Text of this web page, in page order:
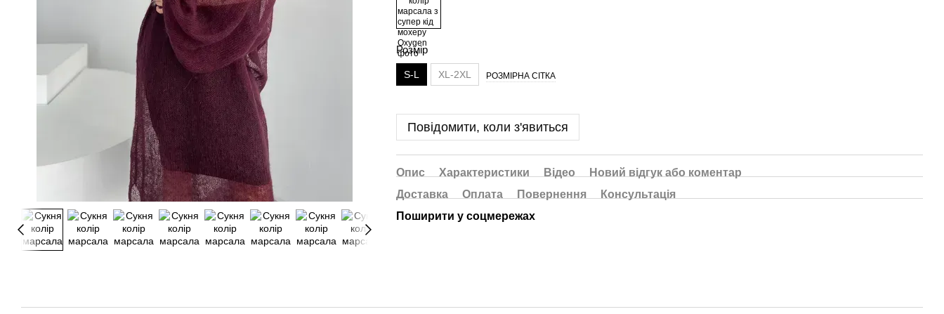
Розмір
S-L XL-2XL РОЗМІРНА СІТКА
Повідомити, коли з'явиться
Опис Характеристики Відео
Новий відгук або коментар
Доставка
Оплата Повернення
Консультація
Поширити у соцмережах